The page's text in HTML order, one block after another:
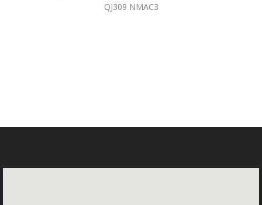
QJ309 NMAC3